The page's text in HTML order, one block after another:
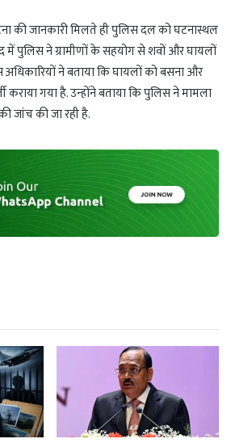
की जानकारी मिलते ही पुलिस दल को घटनास्थल
में पुलिस ने ग्रामीणों के सहयोग से शवों और घायलों
ने बताया कि घायलों को बसना और
गया है. उन्होंने बताया कि पुलिस ने मामला
जांच की जा रही है.